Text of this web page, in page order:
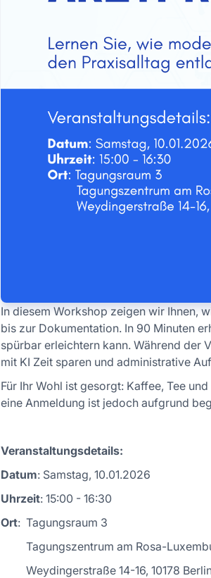
In diesem Workshop zeigen wir Ihnen,
bis zur Dokumentation. In 90 Minuten
spürbar erleichtern kann. Während der
mit KI Zeit sparen und administrative
Für Ihr Wohl ist gesorgt: Kaffee, Tee
eine Anmeldung ist jedoch aufgrund
Veranstaltungsdetails:
Datum: Samstag, 10.01.2026
Uhrzeit: 15:00 - 16:30
Ort: Tagungsraum 3
Tagungszentrum am Rosa-
Weydingerstraße 14-16, 10178